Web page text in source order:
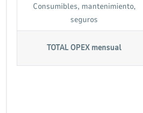
Consumibles, mantenimiento,
seguros
TOTAL OPEX mensual